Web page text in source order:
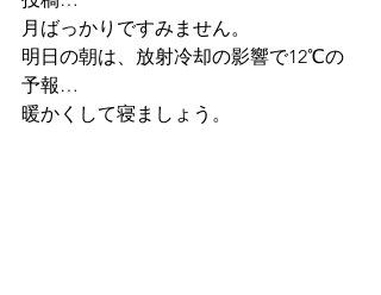
月ばっかりですみません。
明日の朝は、放射冷却の影響で12℃の
予報…
暖かくして寝ましょう。